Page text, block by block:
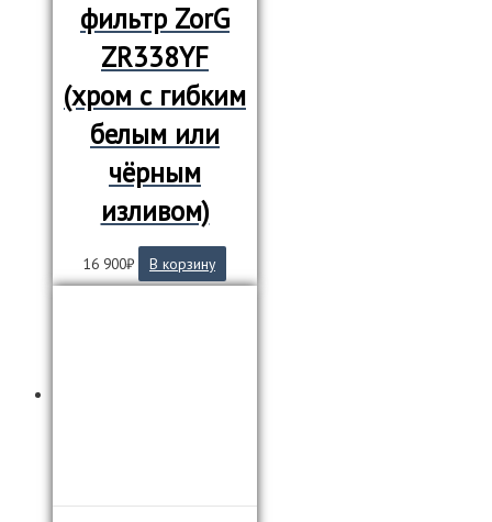
фильтр ZorG
ZR338YF
(хром с гибким
белым или
чёрным
изливом)
16 900₽ В корзину